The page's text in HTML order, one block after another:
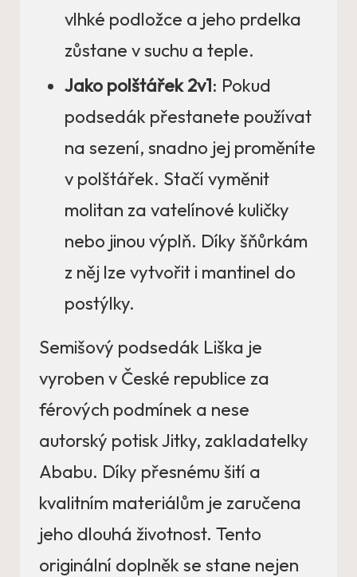
vlhké podložce a jeho prdelka
zůstane v suchu a teple.
Jako polštářek 2v1: Pokud
podsedák přestanete používat
na sezení, snadno jej proměníte
v polštářek. Stačí vyměnit
molitan za vatelínové kuličky
nebo jinou výplň. Díky šňůrkám
z něj lze vytvořit i mantinel do
postýlky.
Semišový podsedák Liška je
vyroben v České republice za
férových podmínek a nese
autorský potisk Jitky, zakladatelky
Ababu. Díky přesnému šití a
kvalitním materiálům je zaručena
jeho dlouhá životnost. Tento
originální doplněk se stane nejen